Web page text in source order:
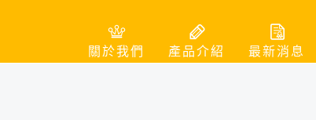
關於我們 產品介紹 最新消息